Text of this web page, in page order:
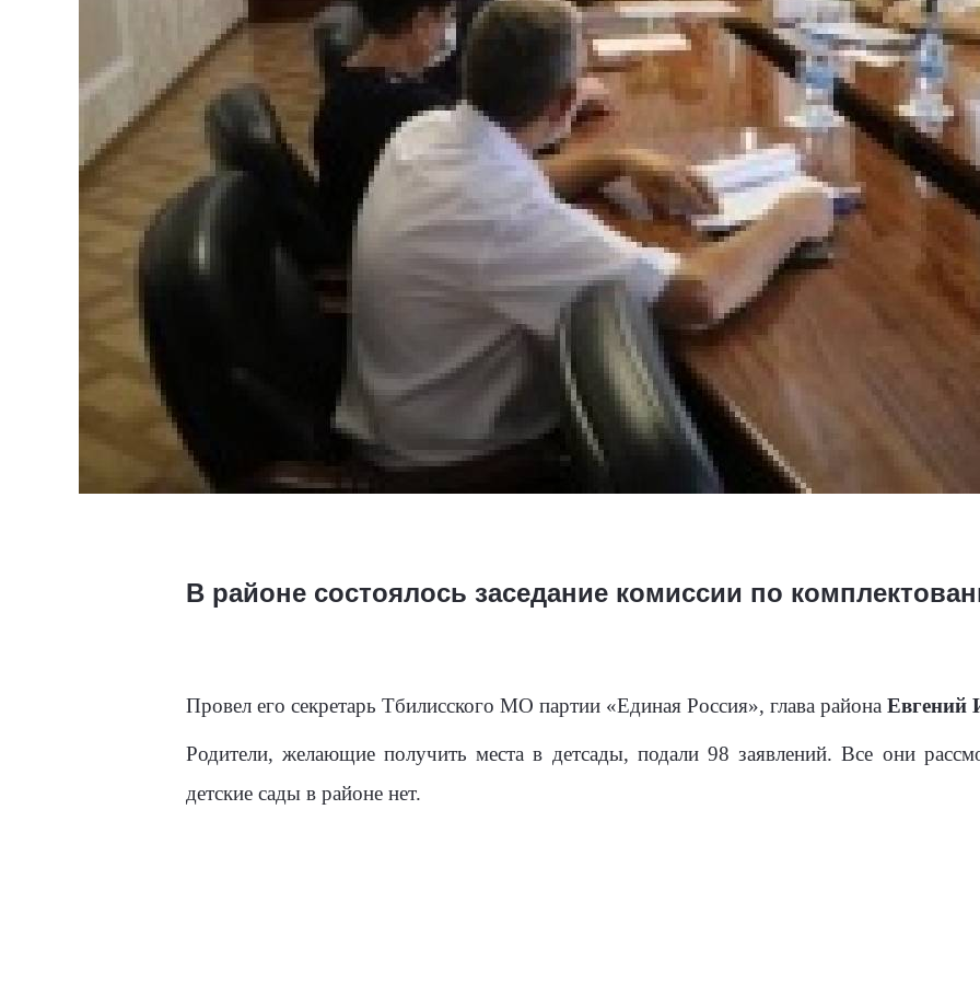
В районе состоялось заседание комиссии по
Провел его секретарь Тбилисского МО партии «Единая Россия», глава района Евгений
Родители, желающие получить места в детсады, подали 98 заявлений. Все они
детские сады в районе нет.